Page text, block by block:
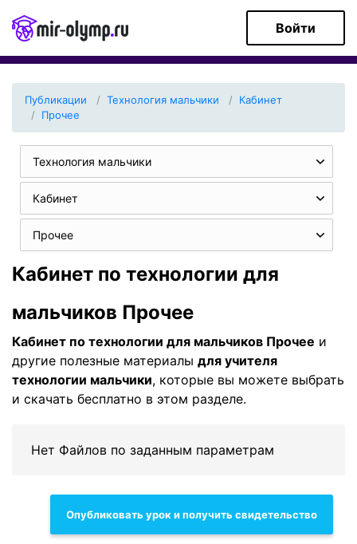
Войти
Публикации Технология мальчики
Кабинет
Прочее
Технология мальчики
Кабинет
Прочее
Кабинет по технологии для
мальчиков Прочее
Кабинет по технологии для мальчиков Прочее и
другие полезные материалы для учителя
технологии мальчики, которые вы можете выбрать
и скачать бесплатно в этом разделе.
Нет Файлов по заданным параметрам
Опубликовать урок и получить свидетельство